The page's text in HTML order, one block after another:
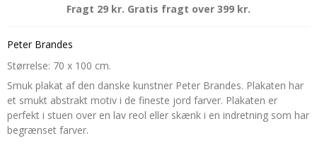
Fragt 29 kr. Gratis fragt over 399 kr.
Peter Brandes
Størrelse: 70 x 100 cm.
Smuk plakat af den danske kunstner Peter Brandes. Plakaten har
et smukt abstrakt motiv i de fineste jord farver. Plakaten er
perfekt i stuen over en lav reol eller skænk i en indretning som har
begrænset farver.